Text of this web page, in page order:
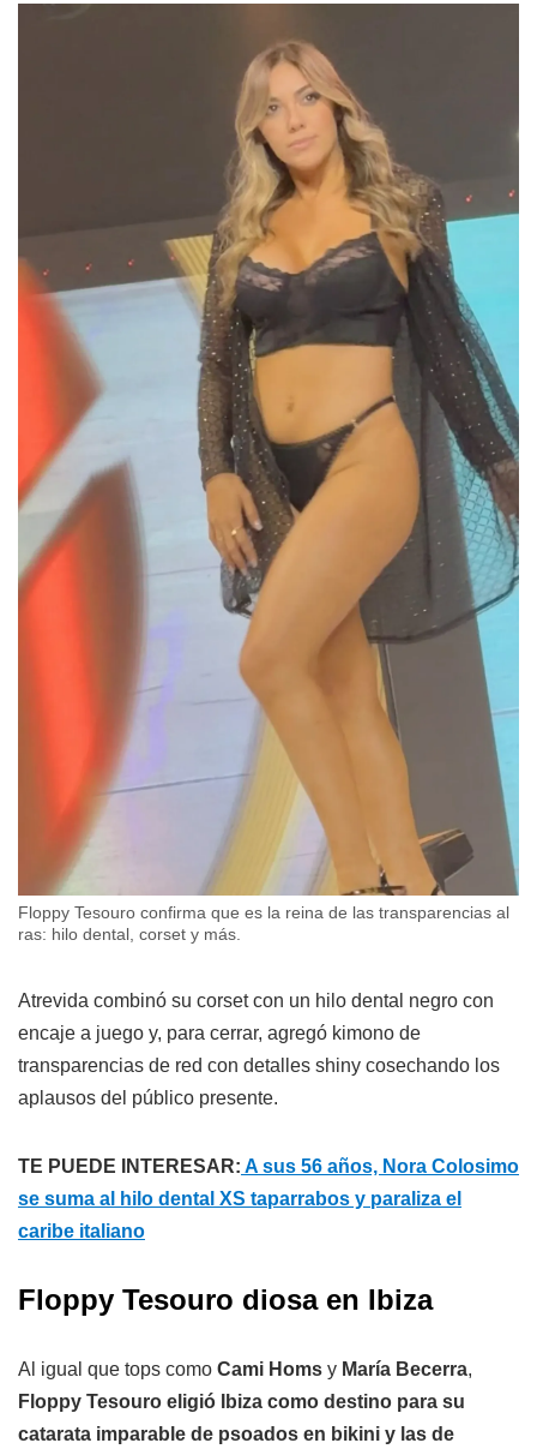
Floppy Tesouro confirma que es la reina de las transparencias al
ras: hilo dental, corset y más.
Atrevida combinó su corset con un hilo dental negro con
encaje a juego y, para cerrar, agregó kimono de
transparencias de red con detalles shiny cosechando los
aplausos del público presente.
TE PUEDE INTERESAR: A sus 56 años, Nora Colosimo
se suma al hilo dental XS taparrabos y paraliza el
caribe italiano
Floppy Tesouro diosa en Ibiza
Al igual que tops como Cami Homs y María Becerra,
Floppy Tesouro eligió Ibiza como destino para su
catarata imparable de psoados en bikini y las de